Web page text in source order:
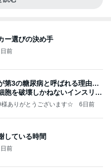
ー選びの決め手
前
第3の糖尿病と呼ばれる理由…
胞を破壊しかねないインスリン
ありがとうございます☆ 6日前
している時間
前